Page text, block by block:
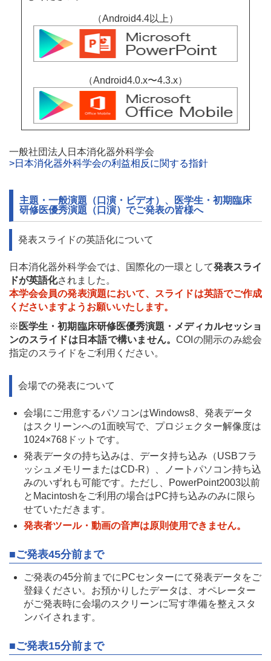
（Android4.4以上）
（Android4.0.x〜4.3.x）
一般社団法人日本消化器外科学会
>日本消化器外科学会の利益相反に関する指針
主題・一般演題（口演・ビデオ）、医学生・初期臨床
研修医優秀演題（口演）でご発表の皆様へ
発表スライドの英語化について
日本消化器外科学会では、国際化の一環として発表スライ
ドが英語化されました。
本学会会員の発表演題において、スライドは英語でご作成
くださいますようお願いいたします。
※ 医学生・初期臨床研修医優秀演題・メディカルセッショ
ンのスライドは日本語で構いません。COIの開示のみ総会
指定のスライドをご利用ください。
会場での発表について
会場にご用意するパソコンはWindows8、発表データ
はスクリーンへの1面映写で、プロジェクター解像度は
1024×768ドットです。
発表データの持ち込みは、データ持ち込み（USBフラ
ッシュメモリーまたはCD-R）、ノートパソコン持ち込
みのいずれも可能です。ただし、PowerPoint2003以前
とMacintoshをご利用の場合はPC持ち込みのみに限ら
せていただきます。
発表者ツール・動画の音声は原則使用できません。
■ご発表45分前まで
ご発表の45分前までにPCセンターにて発表データをご
登録ください。お預かりしたデータは、オペレーター
がご発表時に会場のスクリーンに写す準備を整えスタ
ンバイされます。
■ご発表15分前まで